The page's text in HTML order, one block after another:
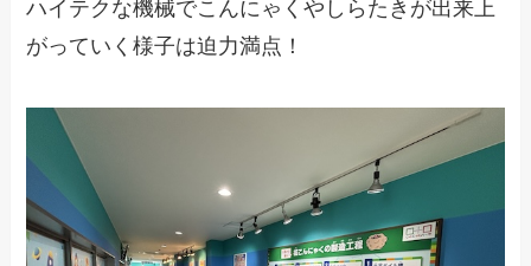
ハイテクな機械でこんにゃくやしらたきが出来上
がっていく様子は迫力満点！